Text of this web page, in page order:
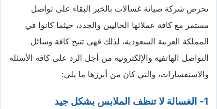
تحرص شركة صيانة غسالات بالخبر البقاء على تواصل
مستمر مع كافة عملائها الحاليين والجدد، حيثما كانوا في
المملكة العربية السعودية، لذلك فهي تتيح كافة وسائل
التواصل الهاتفية والإلكترونية من أجل الرد على كافة الأسئلة
والاستفسارات، والتي كان من أبرزها ما يلي:
1- الغسالة لا تنظف الملابس بشكل جيد